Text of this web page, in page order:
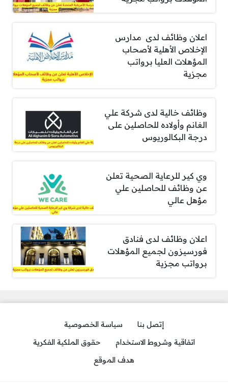
اعلان وظائف لدى مدارس
الإخلاص الأهلية لأصحاب
المؤهلات العليا برواتب
مجزية
وظائف خالية لدى شركة علي
الغانم وأولاده للحاصلين على
درجة البكالوريوس
وي كير للرعاية الصحية تعلن
عن وظائف للحاصلين علي
مؤهل عالي
اعلان وظائف لدى فنادق
فورسيزون لجميع المؤهلات
برواتب مجزية
إتصل بنا
سياسة الخصوصية
اتفاقية وشروط الاستخدام
حقوق الملكية الفكرية
هدف الموقع